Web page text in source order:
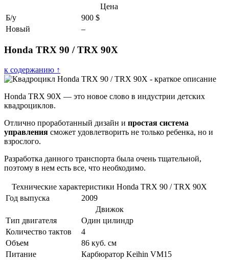
Цена
Б/у
900 $
Новый
–
Honda TRX 90 / TRX 90X
к содержанию ↑
Honda TRX 90X — это новое слово в индустрии детских
квадроциклов.
Отлично проработанный дизайн и простая система
управления сможет удовлетворить не только ребенка, но и
взрослого.
Разработка данного транспорта была очень тщательной,
поэтому в нем есть все, что необходимо.
Технические характеристики Honda TRX 90 / TRX 90X
Год выпуска
2009
Движок
Тип двигателя
Один цилиндр
Количество тактов
4
Объем
86 куб. см
Питание
Карбюратор Keihin VM15